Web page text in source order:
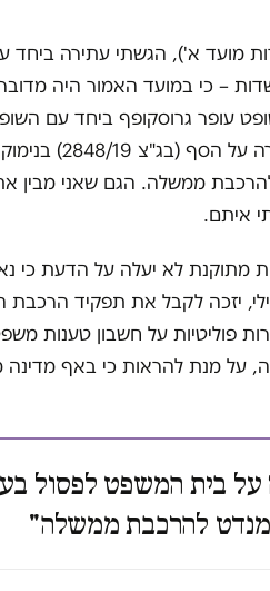
ה-21 (המכונות בחירות מועד א'), הגשתי עתירה
– כי במועד האמור היה
עופר גרוסקופף ביחד עם
ברק ארז והשופט יוסף אלרון דחו
ממשלה. הגם שאני מבין את
איתם.
מתוקנת לא יעלה על הדעת כי
יזכה לקבל את תפקיד
פוליטיות על חשבון טענות
על מנת להראות כי באף מדינה
בית המשפט לפסול
להרכבת ממשלה"